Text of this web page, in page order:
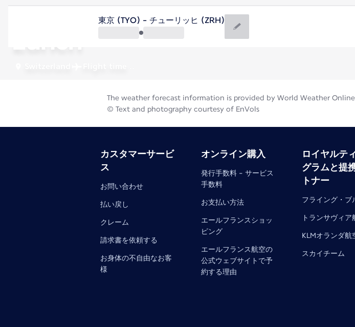
東京 (TYO) - チューリッヒ (ZRH)
The weather forecast information is provided by World Weather
© Text and photography courtesy of EnVols
カスタマーサービ
ス
お問い合わせ
払い戻し
クレーム
請求書を依頼する
お身体の不自由なお客
様
オンライン購入
発行手数料 - サービス
手数料
お支払い方法
エールフランスショッ
ピング
エールフランス航空の
公式ウェブサイトで予
約する理由
ロイヤルテ
グラムと提
トナー
フライング・ブ
トランサヴィア
KLMオランダ航
スカイチーム